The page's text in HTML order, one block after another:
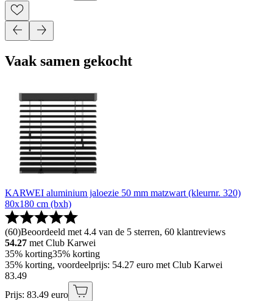
Vaak samen gekocht
KARWEI aluminium jaloezie 50 mm matzwart (kleurnr. 320)
80x180 cm (bxh)
(60)Beoordeeld met 4.4 van de 5 sterren, 60 klantreviews
54.27 met Club Karwei
35% korting35% korting
35% korting, voordeelprijs: 54.27 euro met Club Karwei
83.49
Prijs: 83.49 euro